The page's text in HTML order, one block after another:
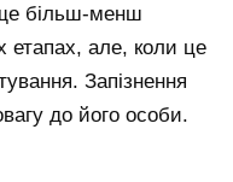
ще більш-менш
етапах, але, коли це
Запізнення
до його особи.